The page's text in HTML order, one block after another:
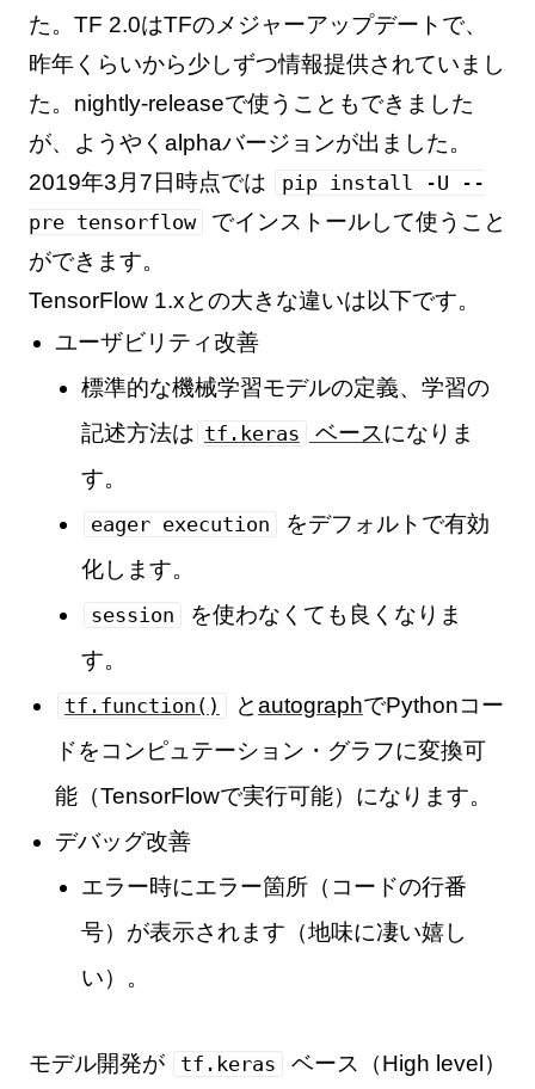
た。TF 2.0はTFのメジャーアップデートで、
昨年くらいから少しずつ情報提供されていまし
た。nightly-releaseで使うこともできました
が、ようやくalphaバージョンが出ました。
2019年3月7日時点では
pip install -U --
pre tensorflow
でインストールして使うこと
ができます。
TensorFlow 1.xとの大きな違いは以下です。
ユーザビリティ改善
標準的な機械学習モデルの定義、学習の
記述方法は tf.keras ベースになりま
す。
eager execution
をデフォルトで有効
化します。
session
を使わなくても良くなりま
す。
tf.function() とautographでPythonコー
ドをコンピュテーション・グラフに変換可
能（TensorFlowで実行可能）になります。
デバッグ改善
エラー時にエラー箇所（コードの行番
号）が表示されます（地味に凄い嬉し
い）。
モデル開発が tf.keras ベース（High level）